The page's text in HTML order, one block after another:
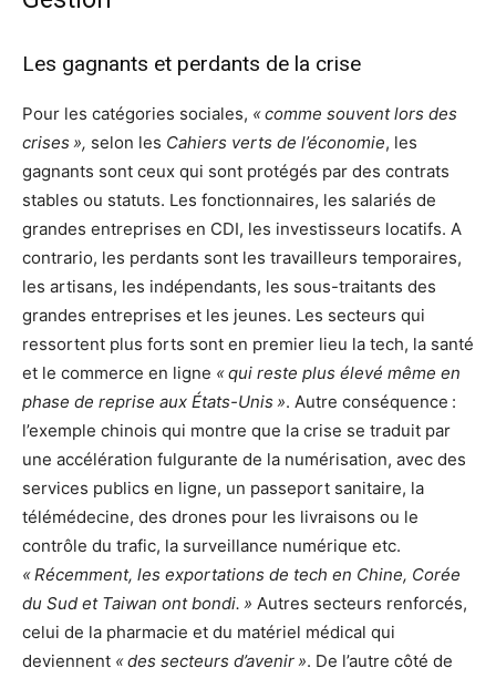
Les gagnants et perdants de la crise
Pour les catégories sociales, « comme souvent lors des
crises », selon les Cahiers verts de l’économie, les
gagnants sont ceux qui sont protégés par des contrats
stables ou statuts. Les fonctionnaires, les salariés de
grandes entreprises en CDI, les investisseurs locatifs. A
contrario, les perdants sont les travailleurs temporaires,
les artisans, les indépendants, les sous-traitants des
grandes entreprises et les jeunes. Les secteurs qui
ressortent plus forts sont en premier lieu la tech, la santé
et le commerce en ligne « qui reste plus élevé même en
phase de reprise aux États-Unis ». Autre conséquence :
l’exemple chinois qui montre que la crise se traduit par
une accélération fulgurante de la numérisation, avec des
services publics en ligne, un passeport sanitaire, la
télémédecine, des drones pour les livraisons ou le
contrôle du trafic, la surveillance numérique etc.
« Récemment, les exportations de tech en Chine, Corée
du Sud et Taiwan ont bondi. » Autres secteurs renforcés,
celui de la pharmacie et du matériel médical qui
deviennent « des secteurs d’avenir ». De l’autre côté de